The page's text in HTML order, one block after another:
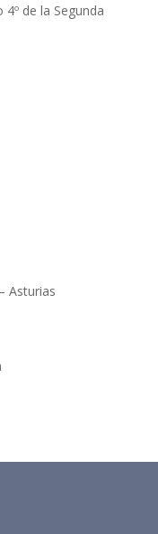
de la Segunda
Asturias